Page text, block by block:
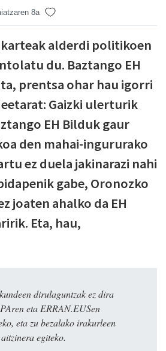
8a
alderdi politikoen
du. Baztango EH
prentsa ohar hau igorri
Gaizki ulerturik
EH Bilduk gaur
den mahai-ingururako
ez duela jakinarazi nahi
gabe, Oronozko
joaten ahalko da EH
Eta, hau​,​
dirulaguntzak ez dira
eta ERRAN.EUSen
eta zu bezalako irakurleen
egiteko.